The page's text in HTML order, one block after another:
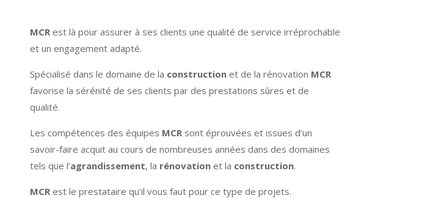
MCR est là pour assurer à ses clients une qualité de service irréprochable
et un engagement adapté.
Spécialisé dans le domaine de la constructionet de la rénovation MCR
favorise la sérénité de ses clients par des prestations sûres et de
qualité.
Les compétences des équipes MCR sont éprouvées et issues d’un
savoir-faire acquit au cours de nombreuses années dans des domaines
tels que l’agrandissement, la rénovationet la construction.
MCR est le prestataire qu’il vous faut pour ce type de projets.